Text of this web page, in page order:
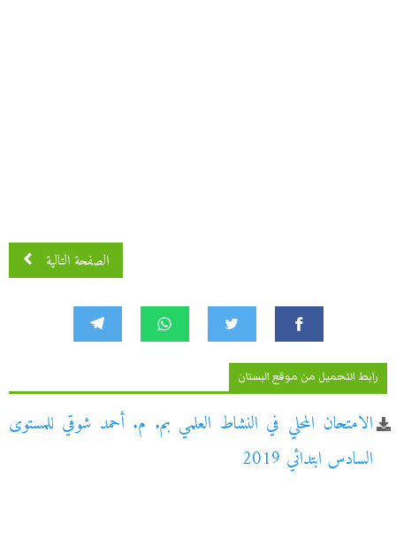
الصفحة التالية
رابط التحميل من موقع البستان
الامتحان المحلي في النشاط العلمي بم. م. أحمد شوقي للمستوى
السادس ابتدائي 2019